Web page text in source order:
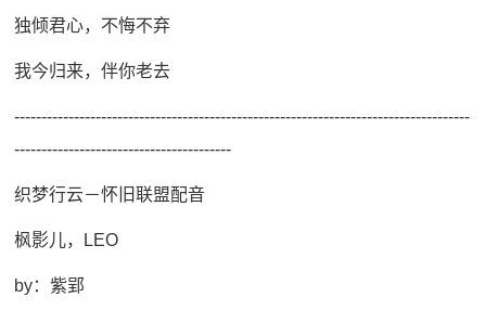
独倾君心，不悔不弃
我今归来，伴你老去
------------------------------------------------------------------------------------
----------------------------------------
织梦行云－怀旧联盟配音
枫影儿，LEO
by：紫郢